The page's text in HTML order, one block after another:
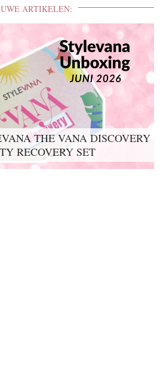
ARTIKELEN:
THE VANA DISCOVERY
RECOVERY SET